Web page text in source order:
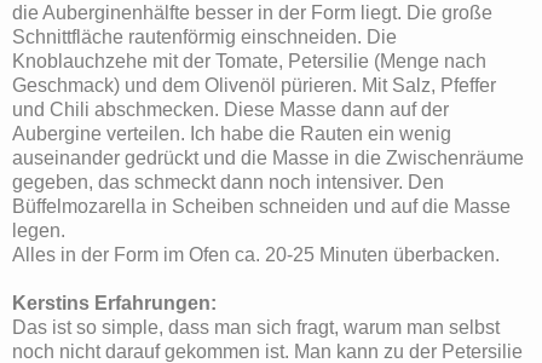
die Auberginenhälfte besser in der Form liegt. Die große
Schnittfläche rautenförmig einschneiden. Die
Knoblauchzehe mit der Tomate, Petersilie (Menge nach
Geschmack) und dem Olivenöl pürieren. Mit Salz, Pfeffer
und Chili abschmecken. Diese Masse dann auf der
Aubergine verteilen. Ich habe die Rauten ein wenig
auseinander gedrückt und die Masse in die Zwischenräume
gegeben, das schmeckt dann noch intensiver. Den
Büffelmozarella in Scheiben schneiden und auf die Masse
legen.
Alles in der Form im Ofen ca. 20-25 Minuten überbacken.
Kerstins Erfahrungen:
Das ist so simple, dass man sich fragt, warum man selbst
noch nicht darauf gekommen ist. Man kann zu der Petersilie